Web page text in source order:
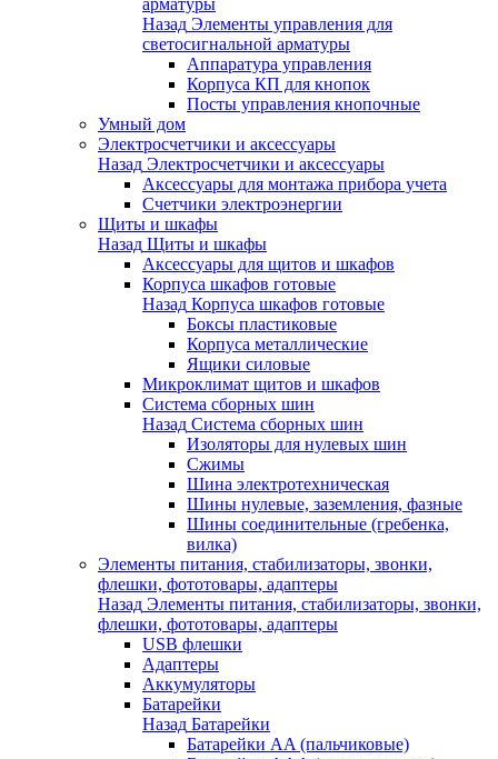
арматуры
Назад Элементы управления для
светосигнальной арматуры
Аппаратура управления
Корпуса КП для кнопок
Посты управления кнопочные
Умный дом
Электросчетчики и аксессуары
Назад Электросчетчики и аксессуары
Аксессуары для монтажа прибора учета
Счетчики электроэнергии
Щиты и шкафы
Назад Щиты и шкафы
Аксессуары для щитов и шкафов
Корпуса шкафов готовые
Назад Корпуса шкафов готовые
Боксы пластиковые
Корпуса металлические
Ящики силовые
Микроклимат щитов и шкафов
Система сборных шин
Назад Система сборных шин
Изоляторы для нулевых шин
Сжимы
Шина электротехническая
Шины нулевые, заземления, фазные
Шины соединительные (гребенка,
вилка)
Элементы питания, стабилизаторы, звонки,
флешки, фототовары, адаптеры
Назад Элементы питания, стабилизаторы, звонки,
флешки, фототовары, адаптеры
USB флешки
Адаптеры
Аккумуляторы
Батарейки
Назад Батарейки
Батарейки AA (пальчиковые)